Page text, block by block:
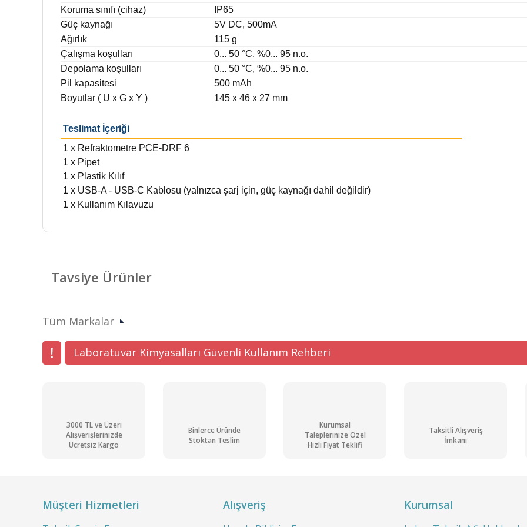
Koruma sınıfı (cihaz)
IP65
Güç kaynağı
5V DC, 500mA
Ağırlık
115 g
Çalışma koşulları
0... 50 °C, %0... 95 n.o.
Depolama koşulları
0... 50 °C, %0... 95 n.o.
Pil kapasitesi
500 mAh
Boyutlar ( U x G x Y )
145 x 46 x 27 mm
Teslimat İçeriği
1 x Refraktometre PCE-DRF 6
1 x Pipet
1 x Plastik Kılıf
1 x USB-A - USB-C Kablosu (yalnızca şarj için, güç kaynağı dahil değildir)
1 x Kullanım Kılavuzu
Ürün bilgilerinde hatalar bulunuyor.
Bu ürüne benzer farklı alternatifler olmalı.
Tavsiye Ürünler
Tüm Markalar
Laboratuvar Kimyasalları Güvenli Kullanım Rehberi
3000 TL ve Üzeri
Alışverişlerinizde
Ücretsiz Kargo
Binlerce Üründe
Stoktan Teslim
Kurumsal
Taleplerinize Özel
Hızlı Fiyat Teklifi
Taksitli Alışveriş
İmkanı
Müşteri Hizmetleri Alışveriş Kurumsal